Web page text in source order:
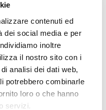
contenuti ed
dei social media e per
inoltre
il nostro sito con i
analisi dei dati web,
potrebbero combinarle
loro o che hanno
servizi.